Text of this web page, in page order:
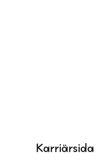
Karriärsida